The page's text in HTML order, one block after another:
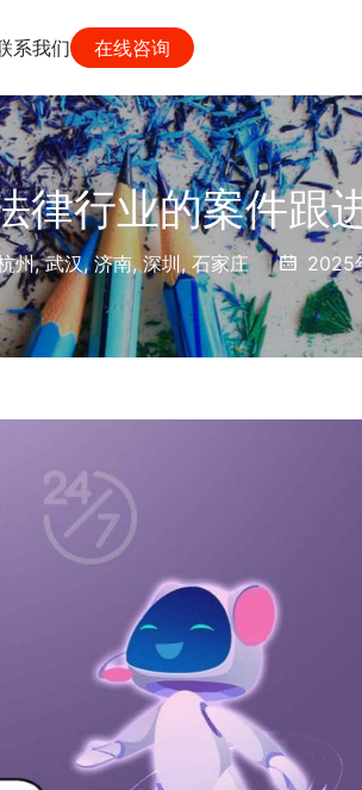
系我们 在线咨询
律行业的案件跟
州,武汉,济南,深圳,石家庄 2025